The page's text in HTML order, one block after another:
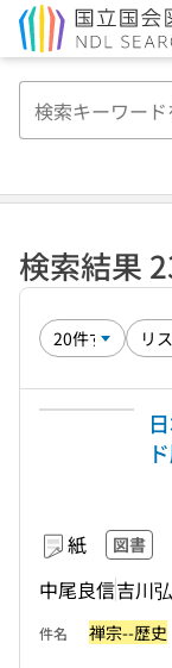
検索結果
紙 図書
中尾良信吉川
件名 禅宗--歴史